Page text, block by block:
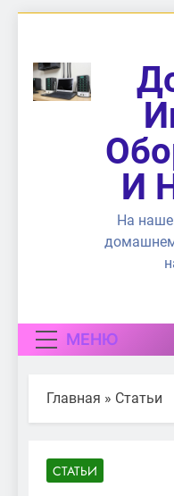
содержимому
И
На
домашнем
МЕНЮ
Главная » Статьи
СТАТЬИ